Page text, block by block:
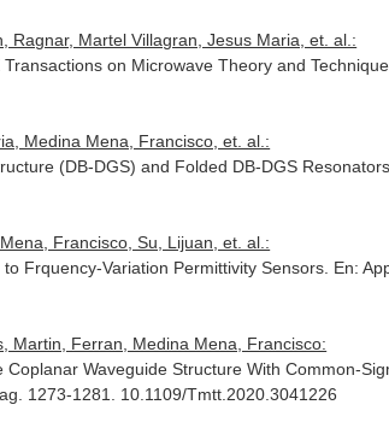
Ragnar, Martel Villagran, Jesus Maria, et. al.:
Transactions on Microwave Theory and
Medina Mena, Francisco, et. al.:
(DB-DGS) and Folded DB-DGS
Francisco, Su, Lijuan, et. al.:
Frquency-Variation Permittivity Sensors. En:
Martin, Ferran, Medina Mena, Francisco:
Waveguide Structure With Common-
1273-1281. 10.1109/Tmtt.2020.3041226